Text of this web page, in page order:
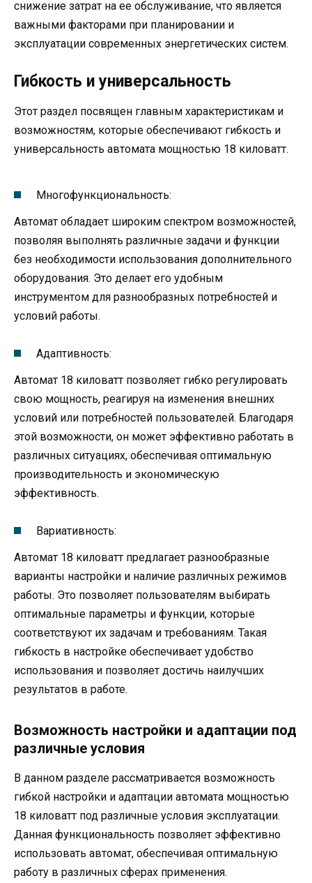
снижение затрат на ее обслуживание, что является
важными факторами при планировании и
эксплуатации современных энергетических систем.
Гибкость и универсальность
Этот раздел посвящен главным характеристикам и
возможностям, которые обеспечивают гибкость и
универсальность автомата мощностью 18 киловатт.
Многофункциональность:
Автомат обладает широким спектром возможностей,
позволяя выполнять различные задачи и функции
без необходимости использования дополнительного
оборудования. Это делает его удобным
инструментом для разнообразных потребностей и
условий работы.
Адаптивность:
Автомат 18 киловатт позволяет гибко регулировать
свою мощность, реагируя на изменения внешних
условий или потребностей пользователей. Благодаря
этой возможности, он может эффективно работать в
различных ситуациях, обеспечивая оптимальную
производительность и экономическую
эффективность.
Вариативность:
Автомат 18 киловатт предлагает разнообразные
варианты настройки и наличие различных режимов
работы. Это позволяет пользователям выбирать
оптимальные параметры и функции, которые
соответствуют их задачам и требованиям. Такая
гибкость в настройке обеспечивает удобство
использования и позволяет достичь наилучших
результатов в работе.
Возможность настройки и адаптации под
различные условия
В данном разделе рассматривается возможность
гибкой настройки и адаптации автомата мощностью
18 киловатт под различные условия эксплуатации.
Данная функциональность позволяет эффективно
использовать автомат, обеспечивая оптимальную
работу в различных сферах применения.